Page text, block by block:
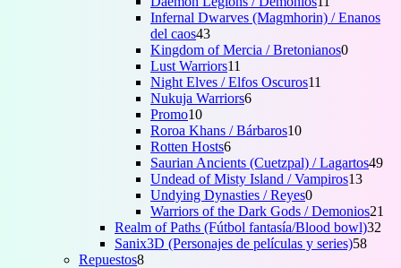
productos
Infernal Dwarves (Magmhorin) / Enanos
del caos4343
productos
Kingdom of Mercia / Bretonianos00
Lust Warriors11
productos
Night Elves / Elfos Oscuros11
Nukuja Warriors66
Promo1010
productos
Roroa Khans / Bárbaros1010
Rotten Hosts66
productos
Saurian Ancients (Cuetzpal) / Lagartos4949
Undead of Misty Island / Vampiros1313
Undying Dynasties / Reyes00
productos
Warriors of the Dark Gods / Demonios21
Realm of Paths (Fútbol fantasía/Blood bowl)32
Sanix3D (Personajes de películas y series)5858
Repuestos88